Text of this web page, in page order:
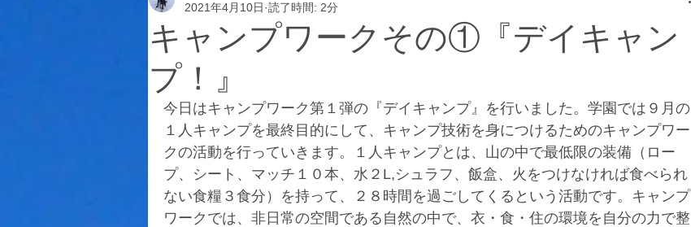
キャンプワークその①『デイキャン
プ！』
2021年4月10日 読了時間: 2分
今日はキャンプワーク第１弾の『デイキャンプ』を行いました。学園では９月の
１人キャンプを最終目的にして、キャンプ技術を身につけるためのキャンプワー
クの活動を行っていきます。１人キャンプとは、山の中で最低限の装備（ロー
プ、シート、マッチ１０本、水２L,シュラフ、飯盒、火をつけなければ食べられ
ない食糧３食分）を持って、２８時間を過ごしてくるという活動です。キャンプ
ワークでは、非日常の空間である自然の中で、衣・食・住の環境を自分の力で整